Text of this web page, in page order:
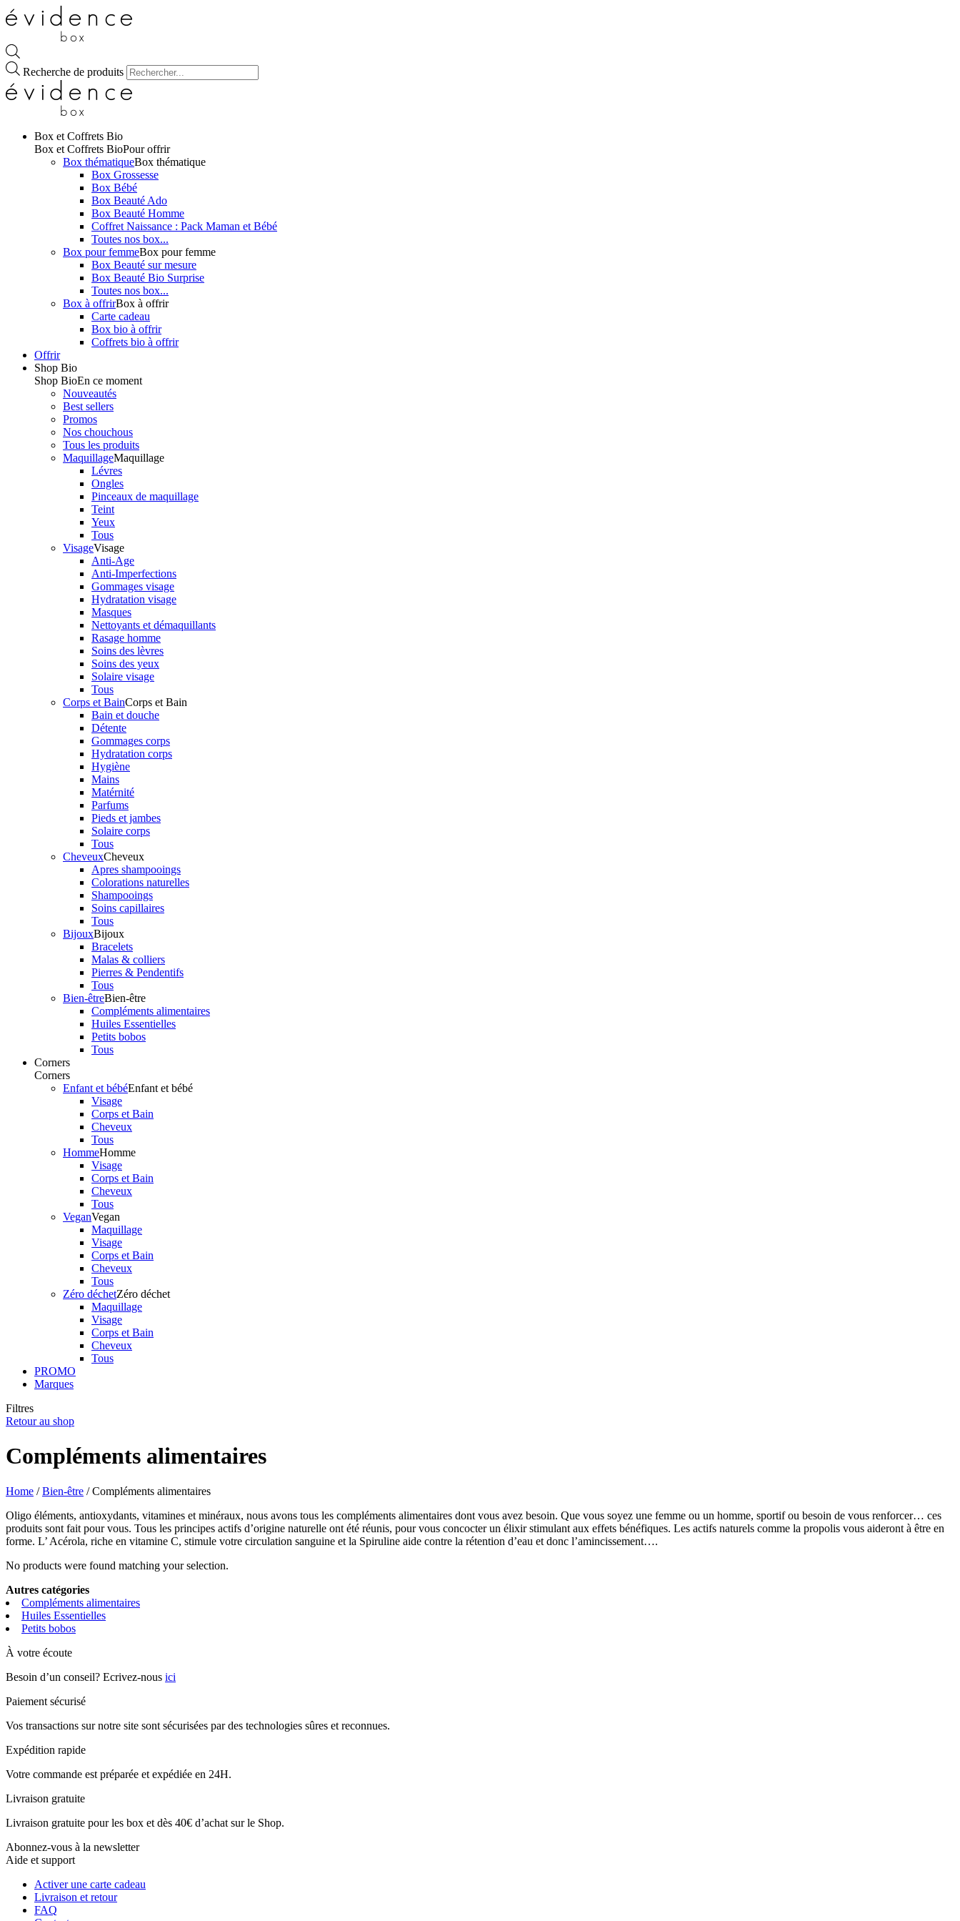
Recherche de produits
Box et Coffrets Bio
Box et Coffrets BioPour offrir
Box thématiqueBox thématique
Box Grossesse
Box Bébé
Box Beauté Ado
Box Beauté Homme
Coffret Naissance : Pack Maman et Bébé
Toutes nos box...
Box pour femmeBox pour femme
Box Beauté sur mesure
Box Beauté Bio Surprise
Toutes nos box...
Box à offrirBox à offrir
Carte cadeau
Box bio à offrir
Coffrets bio à offrir
Offrir
Shop Bio
Shop BioEn ce moment
Nouveautés
Best sellers
Promos
Nos chouchous
Tous les produits
MaquillageMaquillage
Lévres
Ongles
Pinceaux de maquillage
Teint
Yeux
Tous
VisageVisage
Anti-Age
Anti-Imperfections
Gommages visage
Hydratation visage
Masques
Nettoyants et démaquillants
Rasage homme
Soins des lèvres
Soins des yeux
Solaire visage
Tous
Corps et BainCorps et Bain
Bain et douche
Détente
Gommages corps
Hydratation corps
Hygiène
Mains
Matérnité
Parfums
Pieds et jambes
Solaire corps
Tous
CheveuxCheveux
Apres shampooings
Colorations naturelles
Shampooings
Soins capillaires
Tous
BijouxBijoux
Bracelets
Malas & colliers
Pierres & Pendentifs
Tous
Bien-êtreBien-être
Compléments alimentaires
Huiles Essentielles
Petits bobos
Tous
Corners
Corners
Enfant et bébéEnfant et bébé
Visage
Corps et Bain
Cheveux
Tous
HommeHomme
Visage
Corps et Bain
Cheveux
Tous
VeganVegan
Maquillage
Visage
Corps et Bain
Cheveux
Tous
Zéro déchetZéro déchet
Maquillage
Visage
Corps et Bain
Cheveux
Tous
PROMO
Marques
Filtres
Retour au shop
Compléments alimentaires
Home /Bien-être / Compléments alimentaires
Oligo éléments, antioxydants, vitamines et minéraux, nous avons tous les compléments alimentaires dont vous avez besoin. Que vous soyez une femme ou un homme, sportif ou besoin de vous renforcer… ces
produits sont fait pour vous. Tous les principes actifs d’origine naturelle ont été réunis, pour vous concocter un élixir stimulant aux effets bénéfiques. Les actifs naturels comme la propolis vous aideront à être en
forme. L’ Acérola, riche en vitamine C, stimule votre circulation sanguine et la Spiruline aide contre la rétention d’eau et donc l’amincissement….
No products were found matching your selection.
Autres catégories
Compléments alimentaires
Huiles Essentielles
Petits bobos
À votre écoute
Besoin d’un conseil? Ecrivez-nous ici
Paiement sécurisé
Vos transactions sur notre site sont sécurisées par des technologies sûres et reconnues.
Expédition rapide
Votre commande est préparée et expédiée en 24H.
Livraison gratuite
Livraison gratuite pour les box et dès 40€ d’achat sur le Shop.
Abonnez-vous à la newsletter
Aide et support
Activer une carte cadeau
Livraison et retour
FAQ